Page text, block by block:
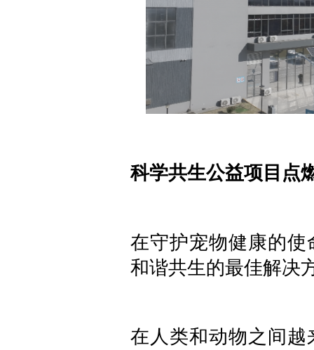
科学共生公益项目点
在守护宠物健康的
和谐共生的最佳解决
在人类和动物之间